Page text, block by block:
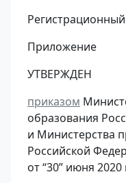
Приложение
УТВЕРЖДЕН
приказом
образования
и Министерства
Российской
от “30” июня